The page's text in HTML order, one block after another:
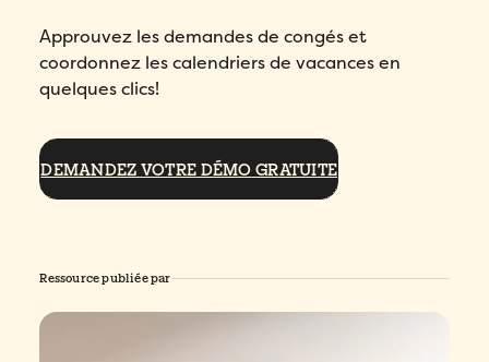
Approuvez les demandes de congés et
coordonnez les calendriers de vacances en
quelques clics!
DEMANDEZ VOTRE DÉMO GRATUITE
Ressource publiée par